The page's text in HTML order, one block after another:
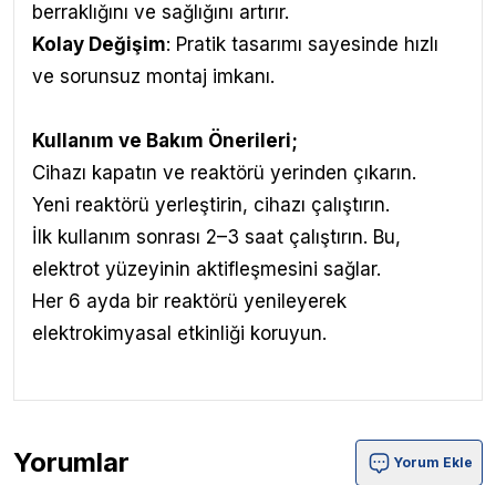
berraklığını ve sağlığını artırır.
Kolay Değişim: Pratik tasarımı sayesinde hızlı
ve sorunsuz montaj imkanı.
Kullanım ve Bakım Önerileri;
Cihazı kapatın ve reaktörü yerinden çıkarın.
Yeni reaktörü yerleştirin, cihazı çalıştırın.
İlk kullanım sonrası 2–3 saat çalıştırın. Bu,
elektrot yüzeyinin aktifleşmesini sağlar.
Her 6 ayda bir reaktörü yenileyerek
elektrokimyasal etkinliği koruyun.
Yorumlar
Chihiros Doctor Mate Yedek Reaktör Ürün Yorumları
Yorum Ekle